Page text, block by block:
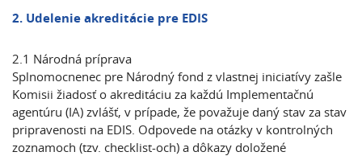
2. Udelenie akreditácie pre EDIS
2.1 Národná príprava
Splnomocnenec pre Národný fond z vlastnej iniciatívy zašle
Komisii žiadosť o akreditáciu za každú Implementačnú
agentúru (IA) zvlášť, v prípade, že považuje daný stav za stav
pripravenosti na EDIS. Odpovede na otázky v kontrolných
zoznamoch (tzv. checklist-och) a dôkazy doložené